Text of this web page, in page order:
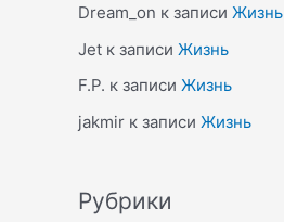
Dream_on к записи Жизнь
Jet к записи Жизнь
F.P. к записи Жизнь
jakmir к записи Жизнь
Рубрики